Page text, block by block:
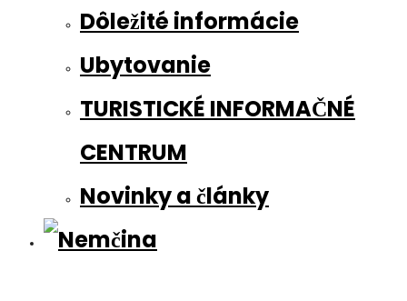
Dôležité informácie
Ubytovanie
TURISTICKÉ INFORMAČNÉ
CENTRUM
Novinky a články